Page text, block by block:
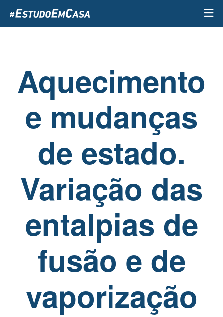
para
o
Aquecimento
e mudanças
de estado.
Variação das
entalpias de
fusão e de
vaporização